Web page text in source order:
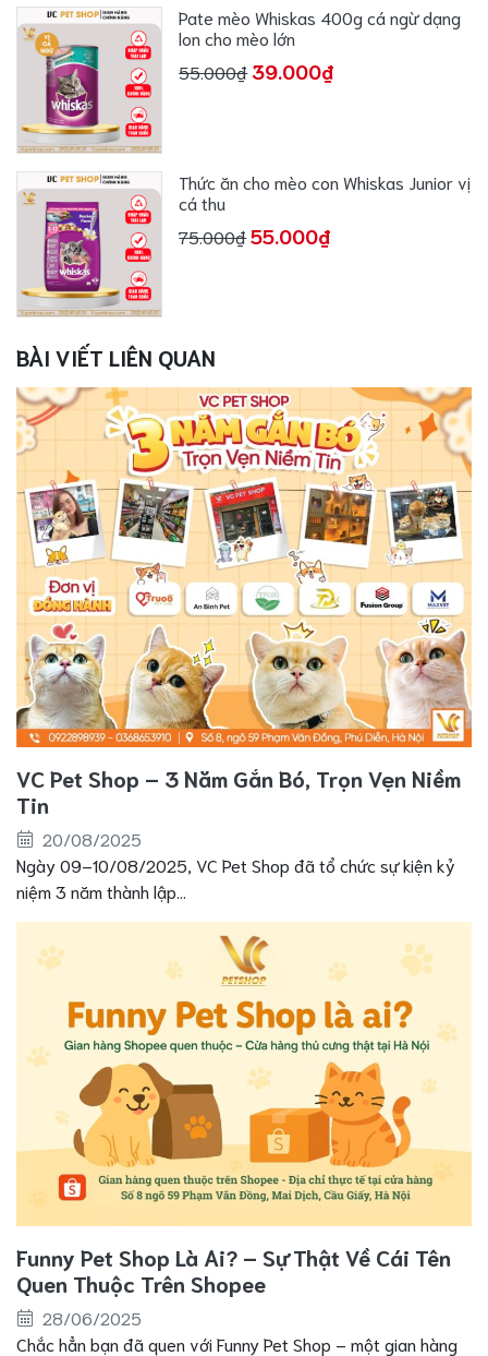
Pate mèo Whiskas 400g cá ngừ dạng
lon cho mèo lớn
55.000₫39.000₫
Thức ăn cho mèo con Whiskas Junior vị
cá thu
75.000₫55.000₫
BÀI VIẾT LIÊN QUAN
VC Pet Shop – 3 Năm Gắn Bó, Trọn Vẹn Niềm
Tin
20/08/2025
Ngày 09–10/08/2025, VC Pet Shop đã tổ chức sự kiện kỷ
niệm 3 năm thành lập...
Funny Pet Shop Là Ai? – Sự Thật Về Cái Tên
Quen Thuộc Trên Shopee
28/06/2025
Chắc hẳn bạn đã quen với Funny Pet Shop – một gian hàng